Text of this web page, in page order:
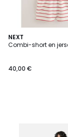
NEXT
Combi-short en
40,00 €